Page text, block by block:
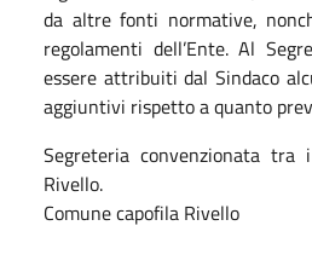
da altre fonti normative,
regolamenti dell’Ente. Al
essere attribuiti dal Sindaco
aggiuntivi rispetto a quanto
Segreteria convenzionata
Rivello.
Comune capofila Rivello